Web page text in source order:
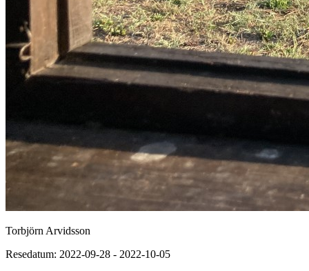
Torbjörn Arvidsson
Resedatum: 2022-09-28 - 2022-10-05